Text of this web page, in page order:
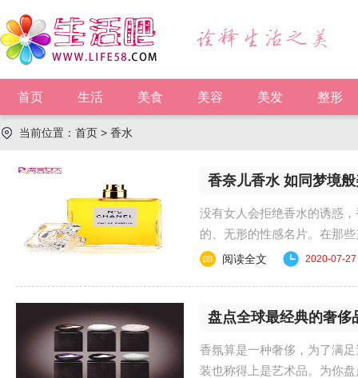
首页 生活 美食 美容 美发 整形
当前位置： 首页 > 香水
香奈儿香水 如同梦境
没有女人会拒绝香水的诱惑
的、无形的性感名片。在
香奈儿 (Chanel) NO....
阅读全文 2020-07-27
盘点全球最经典的奢侈
香氛算是一种奢侈，为了满
装也称得上是艺术品。为